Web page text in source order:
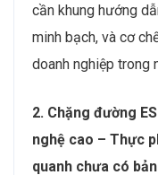
cần khung hướng
minh bạch, và cơ
doanh nghiệp trong
2. Chặng đường
nghệ cao – Thực
quanh chưa có